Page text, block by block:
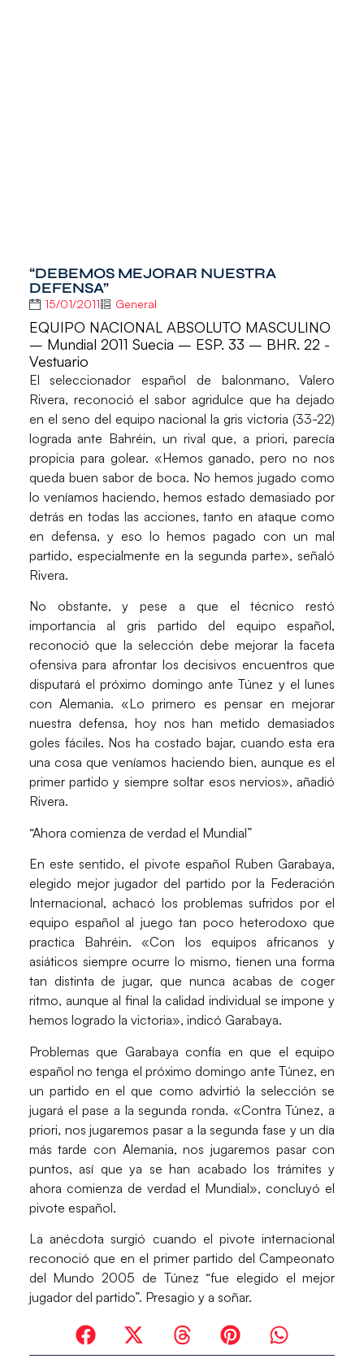
“DEBEMOS MEJORAR NUESTRA
DEFENSA”
15/01/2011 General
EQUIPO NACIONAL ABSOLUTO MASCULINO
– Mundial 2011 Suecia – ESP. 33 – BHR. 22 -
Vestuario
El seleccionador español de balonmano, Valero
Rivera, reconoció el sabor agridulce que ha dejado
en el seno del equipo nacional la gris victoria (33-22)
lograda ante Bahréin, un rival que, a priori, parecía
propicia para golear. «Hemos ganado, pero no nos
queda buen sabor de boca. No hemos jugado como
lo veníamos haciendo, hemos estado demasiado por
detrás en todas las acciones, tanto en ataque como
en defensa, y eso lo hemos pagado con un mal
partido, especialmente en la segunda parte», señaló
Rivera.
No obstante, y pese a que el técnico restó
importancia al gris partido del equipo español,
reconoció que la selección debe mejorar la faceta
ofensiva para afrontar los decisivos encuentros que
disputará el próximo domingo ante Túnez y el lunes
con Alemania. «Lo primero es pensar en mejorar
nuestra defensa, hoy nos han metido demasiados
goles fáciles. Nos ha costado bajar, cuando esta era
una cosa que veníamos haciendo bien, aunque es el
primer partido y siempre soltar esos nervios», añadió
Rivera.
“Ahora comienza de verdad el Mundial”
En este sentido, el pivote español Ruben Garabaya,
elegido mejor jugador del partido por la Federación
Internacional, achacó los problemas sufridos por el
equipo español al juego tan poco heterodoxo que
practica Bahréin. «Con los equipos africanos y
asiáticos siempre ocurre lo mismo, tienen una forma
tan distinta de jugar, que nunca acabas de coger
ritmo, aunque al final la calidad individual se impone y
hemos logrado la victoria», indicó Garabaya.
Problemas que Garabaya confía en que el equipo
español no tenga el próximo domingo ante Túnez, en
un partido en el que como advirtió la selección se
jugará el pase a la segunda ronda. «Contra Túnez, a
priori, nos jugaremos pasar a la segunda fase y un día
más tarde con Alemania, nos jugaremos pasar con
puntos, así que ya se han acabado los trámites y
ahora comienza de verdad el Mundial», concluyó el
pivote español.
La anécdota surgió cuando el pivote internacional
reconoció que en el primer partido del Campeonato
del Mundo 2005 de Túnez “fue elegido el mejor
jugador del partido”. Presagio y a soñar.